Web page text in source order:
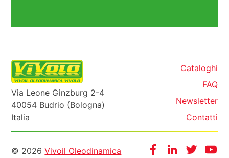
Via Leone Ginzburg 2-4
40054 Budrio (Bologna)
Italia
Cataloghi
FAQ
Newsletter
Contatti
FacebookInstagram
Twitter
Informazioni
© 2026Vivoil Oleodinamica